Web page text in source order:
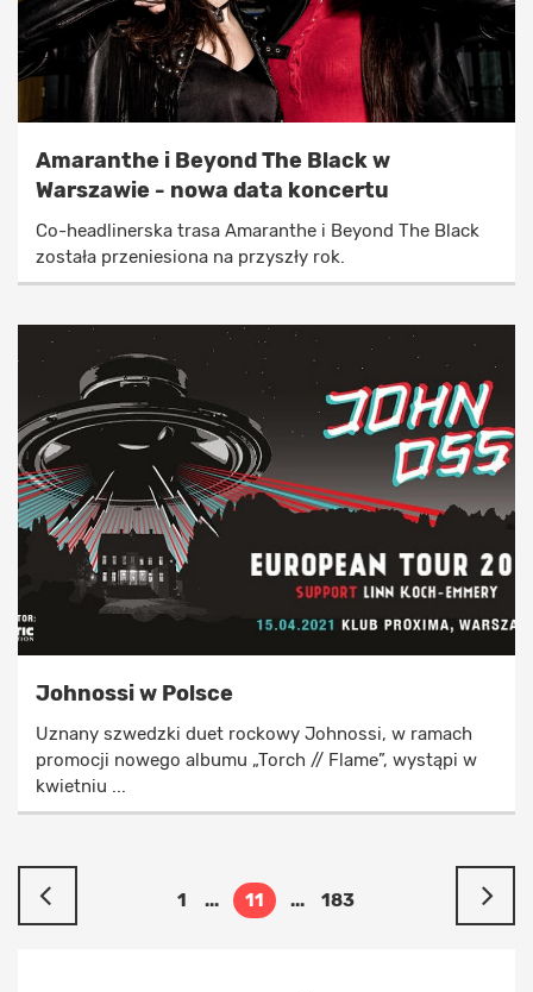
Amaranthe i Beyond The Black w
Warszawie - nowa data koncertu
Co-headlinerska trasa Amaranthe i Beyond The Black
została przeniesiona na przyszły rok.
Johnossi w Polsce
Uznany szwedzki duet rockowy Johnossi, w ramach
promocji nowego albumu „Torch // Flame”, wystąpi w
kwietniu ...
1 ... 11 ... 183